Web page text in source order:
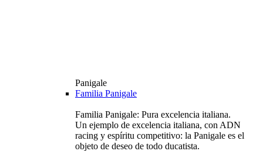
Panigale
Familia Panigale
Familia Panigale: Pura excelencia italiana.
Un ejemplo de excelencia italiana, con ADN
racing y espíritu competitivo: la Panigale es el
objeto de deseo de todo ducatista.